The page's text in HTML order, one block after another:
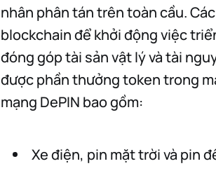
nhân phân tán trên toàn cầu.
blockchain để khởi động việc
đóng góp tài sản vật lý và tài
được phần thưởng token trong
mạng DePIN bao gồm:
Xe điện, pin mặt trời và pin